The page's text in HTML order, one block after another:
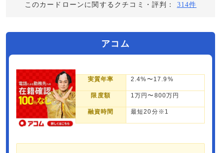
このカードローンに関するクチコミ・評判： 314件
アコム
実質年率 2.4%〜17.9%
限度額 1万円〜800万円
融資時間 最短20分※1